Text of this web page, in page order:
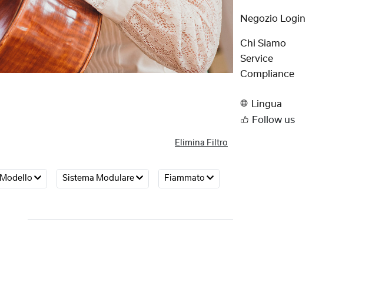
Elimina Filtro
Modello Sistema Modulare Fiammato
Negozio Login
Chi Siamo
Service
Compliance
Lingua
Follow us